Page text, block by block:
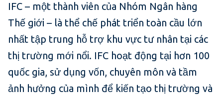
IFC – một thành viên của Nhóm Ngân hàng
Thế giới – là thể chế phát triển toàn cầu lớn
nhất tập trung hỗ trợ khu vực tư nhân tại các
thị trường mới nổi. IFC hoạt động tại hơn 100
quốc gia, sử dụng vốn, chuyên môn và tầm
ảnh hưởng của mình để kiến tạo thị trường và